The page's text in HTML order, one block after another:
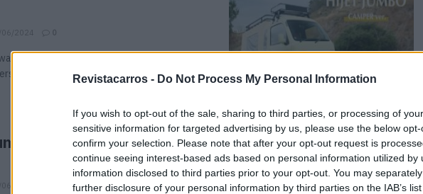
Revistacarros - Do Not Process My Personal Information
If you wish to opt-out of the sale, sharing to third parties, or processing of
sensitive information for targeted advertising by us, please use the below
confirm your selection. Please note that after your opt-out request is
continue seeing interest-based ads based on personal information utilized by
information disclosed to third parties prior to your opt-out. You may
further disclosure of your personal information by third parties on the IAB’s
06/2024 0
Baseado no mini veículo
do seu lançamento, o Hijet Jumbo
SPORZA ver. (Video
06/2024